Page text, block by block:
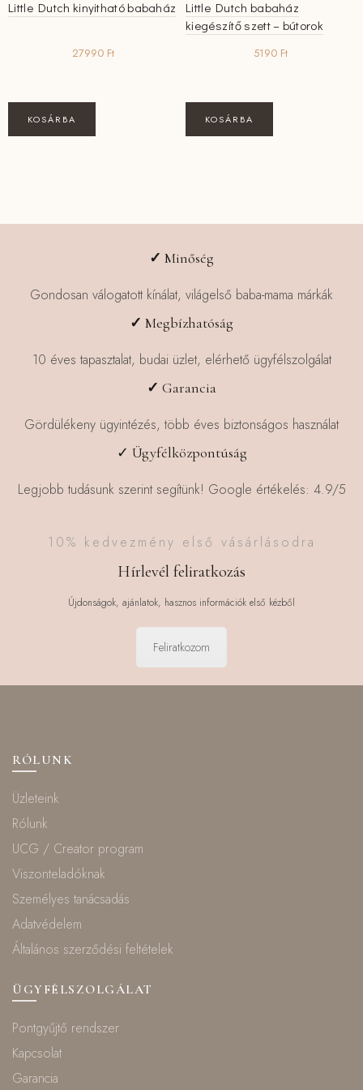
Little Dutch kinyitható babaház
27990 Ft
KOSÁRBA
Little Dutch babaház
kiegészítő szett – bútorok
5190 Ft
KOSÁRBA
✓ Minőség
Gondosan válogatott kínálat, világelső baba-mama márkák
✓ Megbízhatóság
10 éves tapasztalat, budai üzlet, elérhető ügyfélszolgálat
✓ Garancia
Gördülékeny ügyintézés, több éves biztonságos használat
✓ Ügyfélközpontúság
Legjobb tudásunk szerint segítünk! Google értékelés: 4.9/5
10% kedvezmény első vásárlásodra
Hírlevél feliratkozás
Újdonságok, ajánlatok, hasznos információk első kézből
Feliratkozom
RÓLUNK
Üzleteink
Rólunk
UCG / Creator program
Viszonteladóknak
Személyes tanácsadás
Adatvédelem
Általános szerződési feltételek
ÜGYFÉLSZOLGÁLAT
Pontgyűjtő rendszer
Kapcsolat
Garancia